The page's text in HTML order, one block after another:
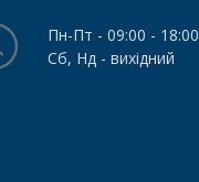
Пн-Пт - 09:00 - 18:00
Сб, Нд - вихідний